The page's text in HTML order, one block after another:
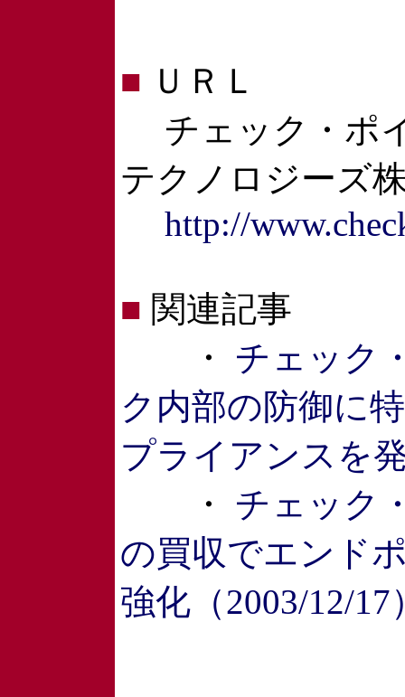
■ ＵＲＬ
チェック・ポ
テクノロジーズ
http://
■ 関連記事
・ チェック
ク内部の防御に
プライアンスを
・ チェック
の買収でエンド
強化（2003/12/17